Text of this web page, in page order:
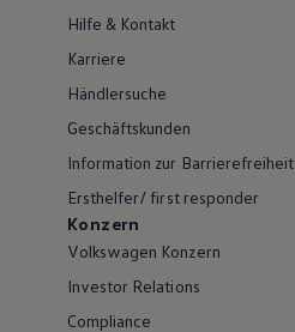
Hilfe & Kontakt
Karriere
Händlersuche
Geschäftskunden
Information zur Barrierefreiheit
Ersthelfer/ first responder
Konzern
Volkswagen Konzern
Investor Relations
Compliance